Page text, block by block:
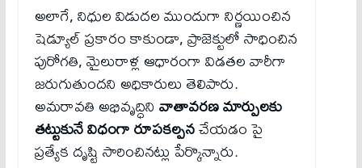
అలాగే, నిధుల విడుదల ముందుగా నిర్ణయించిన
షెడ్యూల్ ప్రకారం కాకుండా, ప్రాజెక్టులో సాధించిన
పురోగతి, మైలురాళ్ల ఆధారంగా విడతల వారీగా
జరుగుతుందని అధికారులు తెలిపారు.
అమరావతి అభివృద్ధినివాతావరణ మార్పులకు
తట్టుకునే విధంగా రూపకల్పనచేయడం పై
ప్రత్యేక దృష్టి సారించినట్లు పేర్కొన్నారు.